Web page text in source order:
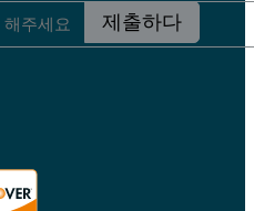
제출하다